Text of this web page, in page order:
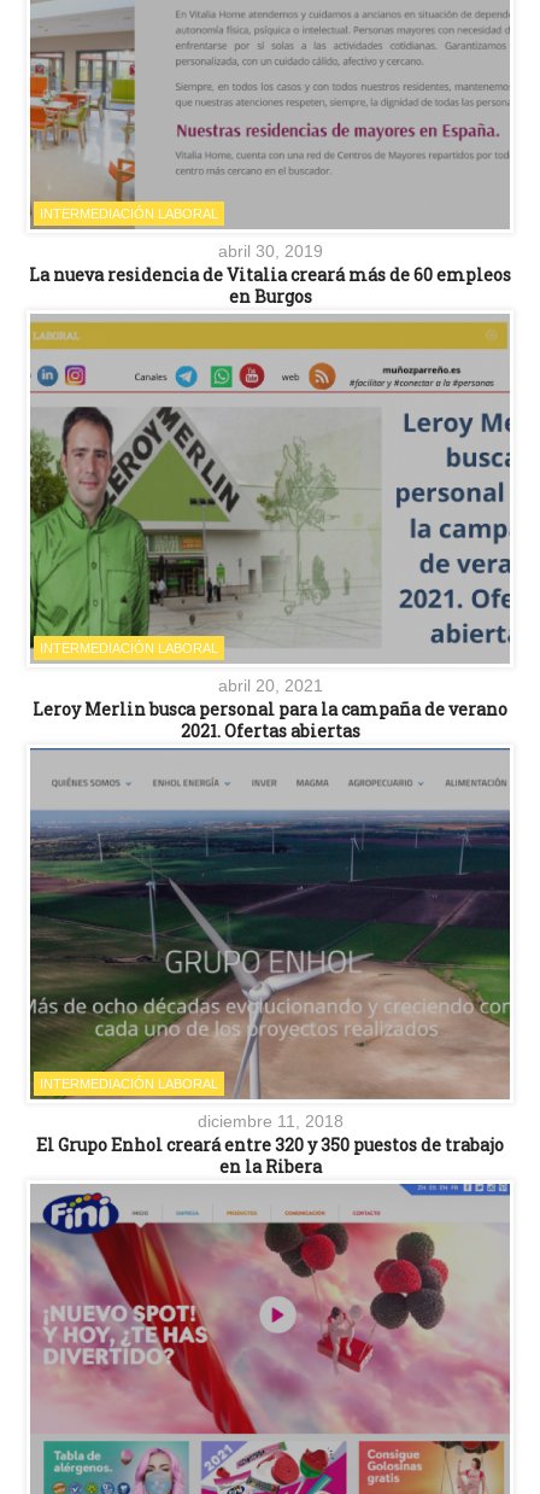
INTERMEDIACIÓN LABORAL
abril 30, 2019
La nueva residencia de Vitalia creará más de 60 empleos
en Burgos
INTERMEDIACIÓN LABORAL
abril 20, 2021
Leroy Merlin busca personal para la campaña de verano
2021. Ofertas abiertas
INTERMEDIACIÓN LABORAL
diciembre 11, 2018
El Grupo Enhol creará entre 320 y 350 puestos de trabajo
en la Ribera